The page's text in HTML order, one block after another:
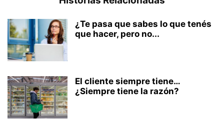
¿Te pasa que sabes lo que tenés
que hacer, pero no...
El cliente siempre tiene…
¿Siempre tiene la razón?